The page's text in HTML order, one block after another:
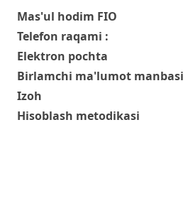
Mas'ul hodim FIO
Telefon raqami :
Elektron pochta
Birlamchi ma'lumot manbasi
Izoh
Hisoblash metodikasi